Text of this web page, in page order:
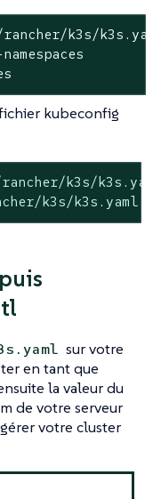
rancher/k3s/
kubeconfig
k3s/
k3s/k3s.yaml
sur votre
en tant que
la valeur du
de votre serveur
votre cluster